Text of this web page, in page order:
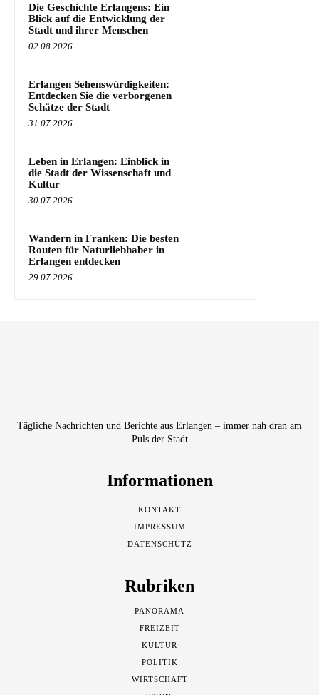
Die Geschichte Erlangens: Ein
Blick auf die Entwicklung der
Stadt und ihrer Menschen
02.08.2026
Erlangen Sehenswürdigkeiten:
Entdecken Sie die verborgenen
Schätze der Stadt
31.07.2026
Leben in Erlangen: Einblick in
die Stadt der Wissenschaft und
Kultur
30.07.2026
Wandern in Franken: Die besten
Routen für Naturliebhaber in
Erlangen entdecken
29.07.2026
Tägliche Nachrichten und Berichte aus Erlangen – immer nah dran am
Puls der Stadt
Informationen
KONTAKT
IMPRESSUM
DATENSCHUTZ
Rubriken
PANORAMA
FREIZEIT
KULTUR
POLITIK
WIRTSCHAFT